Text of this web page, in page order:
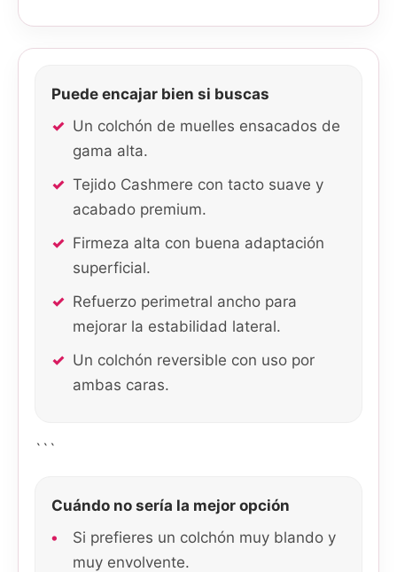
Puede encajar bien si buscas
Un colchón de muelles ensacados de
gama alta.
Tejido Cashmere con tacto suave y
acabado premium.
Firmeza alta con buena adaptación
superficial.
Refuerzo perimetral ancho para
mejorar la estabilidad lateral.
Un colchón reversible con uso por
ambas caras.
```
Cuándo no sería la mejor opción
Si prefieres un colchón muy blando y
muy envolvente.